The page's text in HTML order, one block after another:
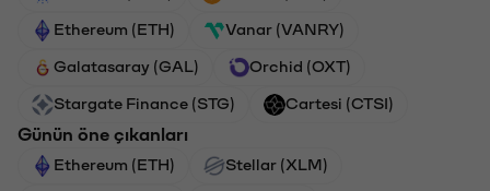
Ethereum (ETH) Vanar (VANRY)
Galatasaray (GAL) Orchid (OXT)
Stargate Finance (STG) Cartesi (CTSI)
Günün öne çıkanları
Ethereum (ETH) Stellar (XLM)